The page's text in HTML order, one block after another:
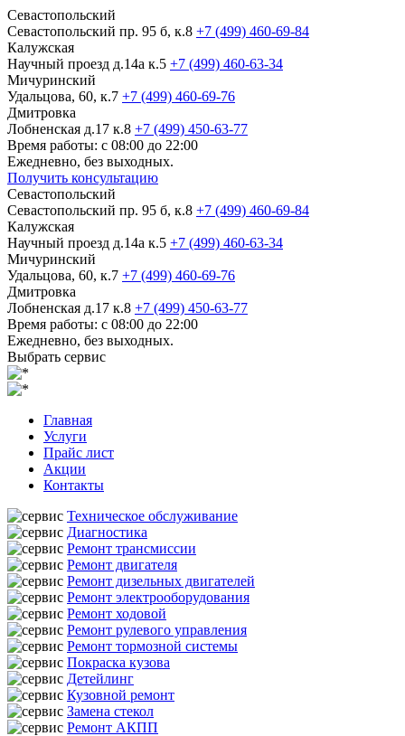
Севастопольский
Севастопольский пр. 95 б, к.8 +7 (499) 460-69-84
Калужская
Научный проезд д.14а к.5 +7 (499) 460-63-34
Мичуринский
Удальцова, 60, к.7 +7 (499) 460-69-76
Дмитровка
Лобненская д.17 к.8 +7 (499) 450-63-77
Время работы: с 08:00 до 22:00
Ежедневно, без выходных.
Получить консультацию
Севастопольский
Севастопольский пр. 95 б, к.8 +7 (499) 460-69-84
Калужская
Научный проезд д.14а к.5 +7 (499) 460-63-34
Мичуринский
Удальцова, 60, к.7 +7 (499) 460-69-76
Дмитровка
Лобненская д.17 к.8 +7 (499) 450-63-77
Время работы: с 08:00 до 22:00
Ежедневно, без выходных.
Выбрать сервис
Главная
Услуги
Прайс лист
Акции
Контакты
Техническое обслуживание
Диагностика
Ремонт трансмиссии
Ремонт двигателя
Ремонт дизельных двигателей
Ремонт электрооборудования
Ремонт ходовой
Ремонт рулевого управления
Ремонт тормозной системы
Покраска кузова
Детейлинг
Кузовной ремонт
Замена стекол
Ремонт АКПП